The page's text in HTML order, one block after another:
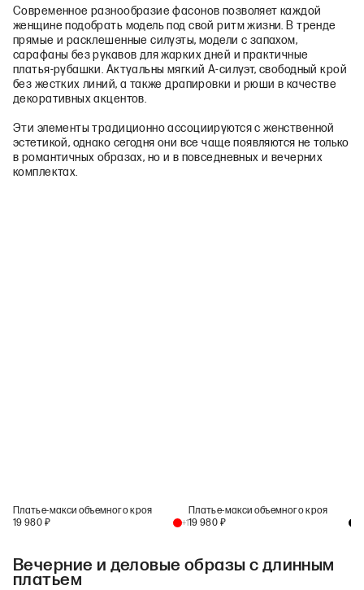
Современное разнообразие фасонов позволяет каждой
женщине подобрать модель под свой ритм жизни. В тренде
прямые и расклешенные силуэты, модели с запахом,
сарафаны без рукавов для жарких дней и практичные
платья-рубашки. Актуальны мягкий А-силуэт, свободный крой
без жестких линий, а также драпировки и рюши в качестве
декоративных акцентов.
Эти элементы традиционно ассоциируются с женственной
эстетикой, однако сегодня они все чаще появляются не только
в романтичных образах, но и в повседневных и вечерних
комплектах.
Платье-макси объемного кроя
19 980 ₽ +1
Платье-макси объемного кроя
19 980 ₽
Вечерние и деловые образы с длинным
платьем